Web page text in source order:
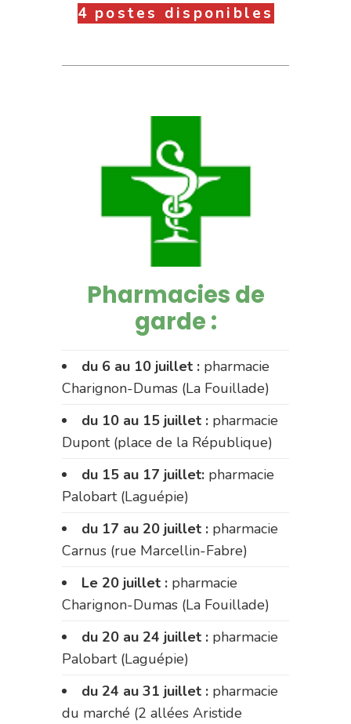
4 postes disponibles
Pharmacies de
garde :
du 6 au 10 juillet : pharmacie
Charignon-Dumas (La Fouillade)
du 10 au 15 juillet : pharmacie
Dupont (place de la République)
du 15 au 17 juillet: pharmacie
Palobart (Laguépie)
du 17 au 20 juillet : pharmacie
Carnus (rue Marcellin-Fabre)
Le 20 juillet : pharmacie
Charignon-Dumas (La Fouillade)
du 20 au 24 juillet : pharmacie
Palobart (Laguépie)
du 24 au 31 juillet : pharmacie
du marché (2 allées Aristide